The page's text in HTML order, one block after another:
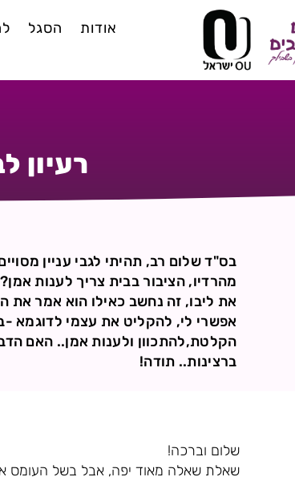
אודות הסגל
רעיון
בס"ד שלום רב, תהיתי לגבי עניין
מהרדיו, הציבור בבית צריך לענות
את ליבו, זה נחשב כאילו הוא אמר את
אפשרי לי, להקליט את עצמי לדוגמא
הקלטת,להתכוון ולענות אמן.. האם
ברצינות.. תודה!
שלום וברכה!
שאלת שאלה מאוד יפה, אבל בשל העומס